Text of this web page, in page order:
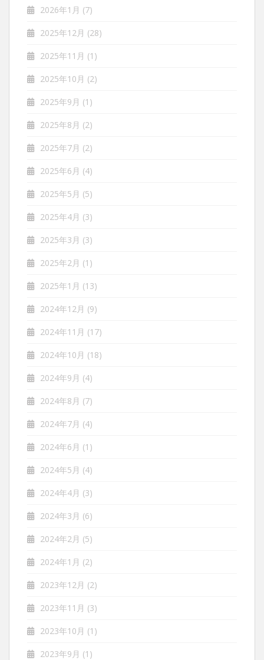
2026年1月 (7)
2025年12月 (28)
2025年11月 (1)
2025年10月 (2)
2025年9月 (1)
2025年8月 (2)
2025年7月 (2)
2025年6月 (4)
2025年5月 (5)
2025年4月 (3)
2025年3月 (3)
2025年2月 (1)
2025年1月 (13)
2024年12月 (9)
2024年11月 (17)
2024年10月 (18)
2024年9月 (4)
2024年8月 (7)
2024年7月 (4)
2024年6月 (1)
2024年5月 (4)
2024年4月 (3)
2024年3月 (6)
2024年2月 (5)
2024年1月 (2)
2023年12月 (2)
2023年11月 (3)
2023年10月 (1)
2023年9月 (1)